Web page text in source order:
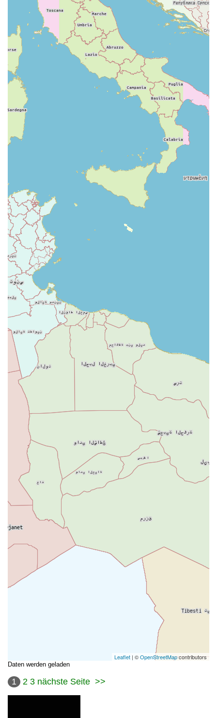
Leaflet | ©OpenStreetMapcontributors
Daten werden geladen
1 2 3 nächste Seite >>